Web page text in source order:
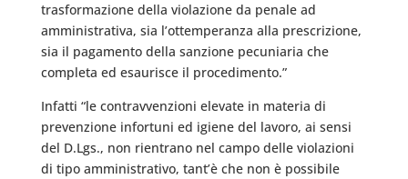
trasformazione della violazione da penale ad
amministrativa, sia l’ottemperanza alla prescrizione,
sia il pagamento della sanzione pecuniaria che
completa ed esaurisce il procedimento.”
Infatti “le contravvenzioni elevate in materia di
prevenzione infortuni ed igiene del lavoro, ai sensi
del D.Lgs., non rientrano nel campo delle violazioni
di tipo amministrativo, tant’è che non è possibile